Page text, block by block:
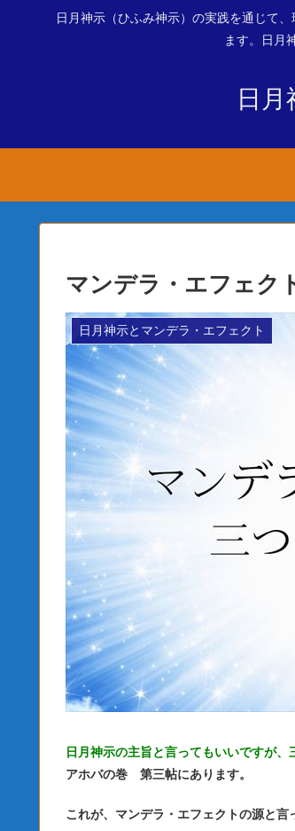
日月神示（ひふみ神示）の実践を通じて
ます。日月
日
マンデラ・エフェク
日月神示とマンデラ・エフェクト
日月神示の主旨と言ってもいいですが、
アホバの巻 第三帖にあります。
これが、マンデラ・エフェクトの源と言